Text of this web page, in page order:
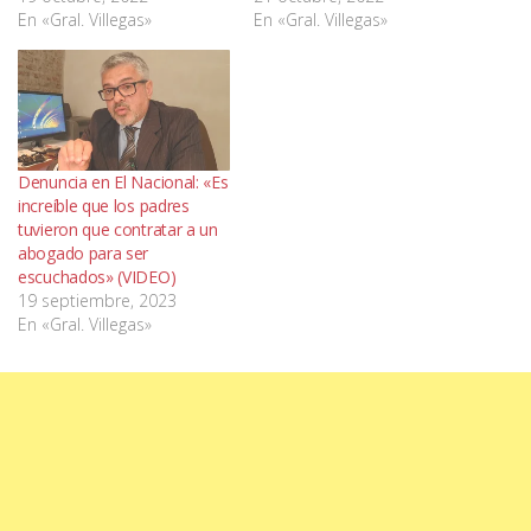
En «Gral. Villegas»
En «Gral. Villegas»
Denuncia en El Nacional: «Es
increíble que los padres
tuvieron que contratar a un
abogado para ser
escuchados» (VIDEO)
19 septiembre, 2023
En «Gral. Villegas»